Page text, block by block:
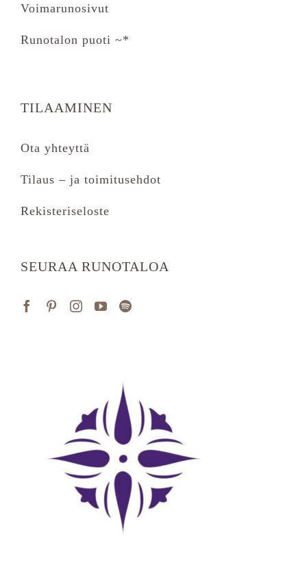
Voimarunosivut
Runotalon puoti ~*
TILAAMINEN
Ota yhteyttä
Tilaus – ja toimitusehdot
Rekisteriseloste
SEURAA RUNOTALOA